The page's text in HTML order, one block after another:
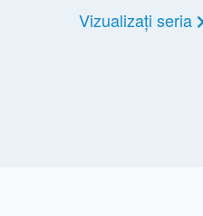
Vizualizați seria